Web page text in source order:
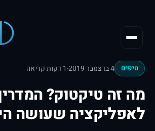
טיפים 4 בדצמבר 2019 1 דקות קריאה
מה זה טיקטוק?
לאפליקציה שעושה